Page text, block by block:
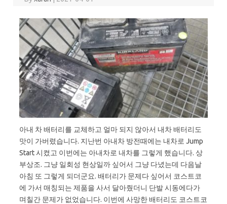
아내 차 배터리를 교체하고 얼마 되지 않아서 내차 배터리도
맛이 가버렸습니다. 지난번 아내차 방전때에는 내차로 Jump
Start 시켰고 이번에는 아내차로 내차를 그렇게 했습니다. 상
부상조. 그냥 일회성 현상일까 싶어서 그냥 다녔는데 다음날
아침 또 그렇게 되더군요. 배터리가 문제다 싶어서 코스트코
에 가서 매칭되는 제품을 사서 달아줬더니 단발 시동에다가
며칠간 문제가 없었습니다. 이번에 사망한 배터리도 코스트코